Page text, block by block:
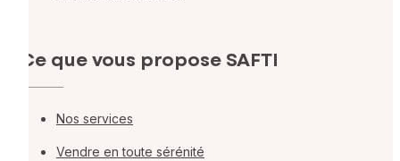
Ce que vous propose SAFTI
Nos services
Vendre en toute sérénité